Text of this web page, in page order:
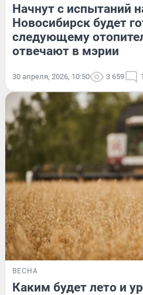
Начнут с испытаний
Новосибирск будет
следующему
отвечают в мэрии
30 апреля, 2026, 10:50 3 659
ВЕСНА
Каким будет лето и